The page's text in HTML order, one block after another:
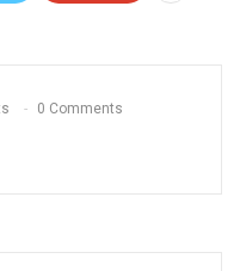
0 Comments